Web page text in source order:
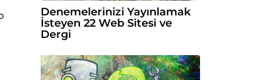
Denemelerinizi Yayınlamak
İsteyen 22 Web Sitesi ve
Dergi